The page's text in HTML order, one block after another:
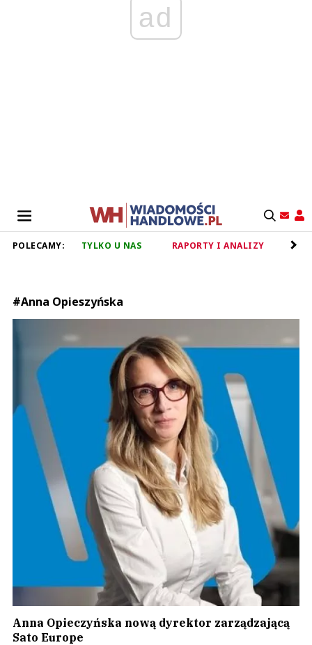
ad
POLECAMY: TYLKO U NAS RAPORTY I ANALIZY
#Anna Opieszyńska
Anna Opieczyńska nową dyrektor zarządzającą
Sato Europe